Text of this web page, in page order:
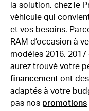
la solution, chez le
véhicule qui
et vos besoins.
RAM d’occasion à
modèles 2016,
aurez trouvé votre
financement ont
adaptés à votre
pas nos promotions